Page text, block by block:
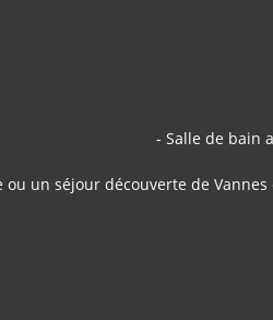
- Salle de bain
un séjour découverte de